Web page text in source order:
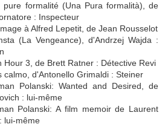
pure formalité (Una Pura formalità), de
: Inspecteur
à Alfred Lepetit, de Jean Rousselot
(La Vengeance), d'Andrzej Wajda :
Hour 3, de Brett Ratner : Détective Revi
calmo, d'Antonello Grimaldi : Steiner
Polanski: Wanted and Desired, de
: lui-même
Polanski: A film memoir de Laurent
lui-même